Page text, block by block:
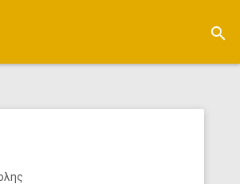
search